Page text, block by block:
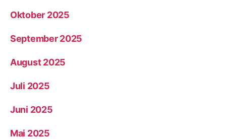
Oktober 2025
September 2025
August 2025
Juli 2025
Juni 2025
Mai 2025